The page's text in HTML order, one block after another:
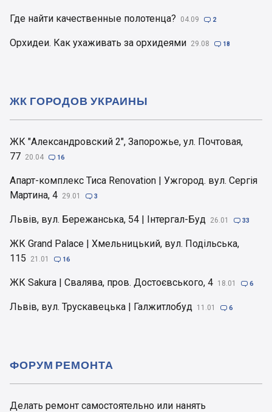
Где найти качественные полотенца? 04.09  2
Орхидеи. Как ухаживать за орхидеями 29.08  18
ЖК "Александровский 2", Запорожье, ул. Почтовая,
77 20.04  16
Апарт-комплекс Тиса Renovation | Ужгород. вул. Сергія
Мартина, 4 29.01  3
Львів, вул. Бережанська, 54 | Інтергал-Буд 26.01  33
ЖК Grand Palace | Хмельницький, вул. Подільська,
115
21.01  16
ЖК Sakura | Свалява, пров. Достоєвського, 4 18.01  6
Львів, вул. Трускавецька | Галжитлобуд 11.01  6
ЖК ГОРОДОВ УКРАИНЫ
Делать ремонт самостоятельно или нанять
ФОРУМ РЕМОНТА